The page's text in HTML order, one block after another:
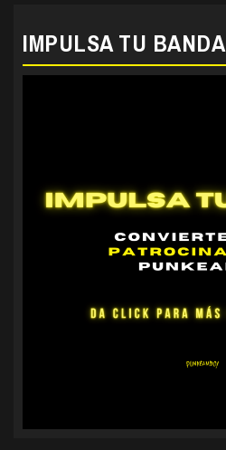
IMPULSA TU BANDA